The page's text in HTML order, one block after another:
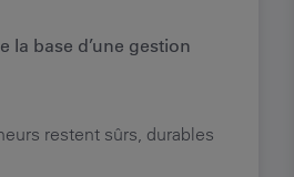
base d’une gestion
restent sûrs, durables